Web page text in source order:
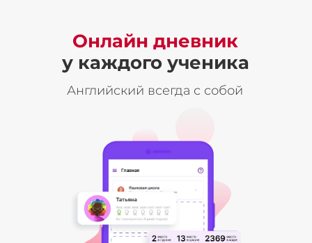
Онлайн дневник
у каждого ученика
Английский всегда с собой